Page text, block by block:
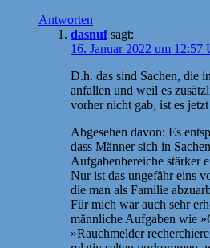
Antworten
dasnuf sagt:
16. Januar 2022 um 12:57
D.h. das sind Sachen, die
anfallen und weil es
vorher nicht gab, ist es
Abgesehen davon: Es
dass Männer sich in
Aufgabenbereiche stärker
Nur ist das ungefähr eins
die man als Familie
Für mich war auch sehr
männliche Aufgaben wie
»Rauchmelder